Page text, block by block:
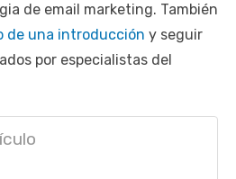
de email marketing. También
de una introducción y seguir
por especialistas del